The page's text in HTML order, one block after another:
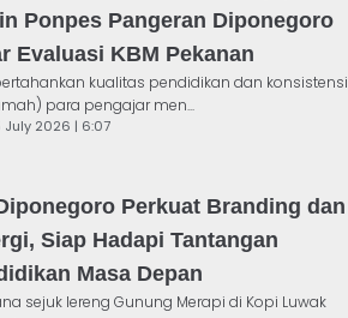
Ponpes Pangeran Diponegoro
Evaluasi KBM Pekanan
kualitas pendidikan dan konsistensi
para pengajar men...
July 2026 | 6:07
Perkuat Branding dan
Siap Hadapi Tantangan
Masa Depan
sejuk lereng Gunung Merapi di Kopi Luwak